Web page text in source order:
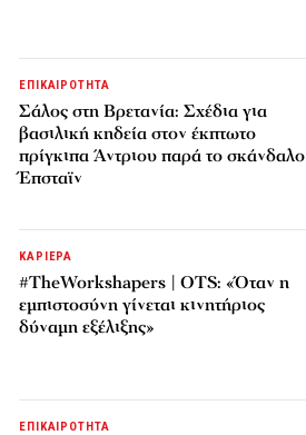
ΕΠΙΚΑΙΡΟΤΗΤΑ
Σάλος στη Βρετανία: Σχέδια για
βασιλική κηδεία στον έκπτωτο
πρίγκιπα Άντριου παρά το σκάνδαλο
Έπσταϊν
ΚΑΡΙΕΡΑ
#TheWorkshapers | OTS: «Όταν η
εμπιστοσύνη γίνεται κινητήριος
δύναμη εξέλιξης»
ΕΠΙΚΑΙΡΟΤΗΤΑ